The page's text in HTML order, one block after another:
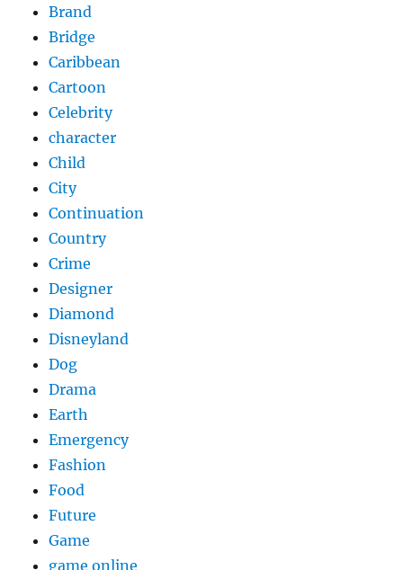
Brand
Bridge
Caribbean
Cartoon
Celebrity
character
Child
City
Continuation
Country
Crime
Designer
Diamond
Disneyland
Dog
Drama
Earth
Emergency
Fashion
Food
Future
Game
game online